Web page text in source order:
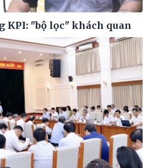
KPI: "bộ lọc" khách quan